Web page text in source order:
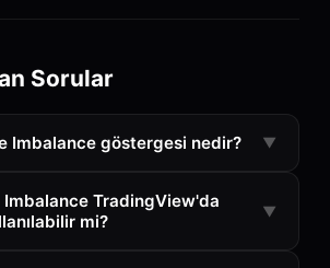
Sorular
Imbalance göstergesi nedir? ▼
Imbalance TradingView'da
mi?
▼